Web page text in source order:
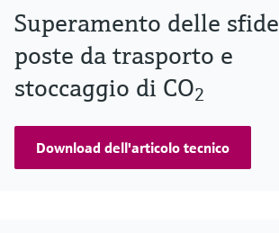
Superamento delle sfide
poste da trasporto e
stoccaggio di CO2
Download dell'articolo tecnico